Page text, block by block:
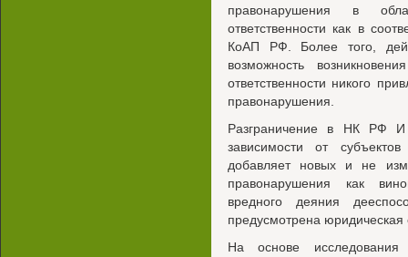
правонарушения в
ответственности как в
КоАП РФ. Более того,
возможность
ответственности никого
правонарушения.
Разграничение в НК РФ
зависимости от
добавляет новых и не
правонарушения как
вредного деяния
предусмотрена юридическая
На основе исследования